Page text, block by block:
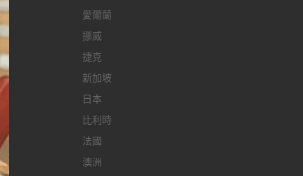
愛爾蘭
挪威
捷克
新加坡
日本
比利時
法國
澳洲